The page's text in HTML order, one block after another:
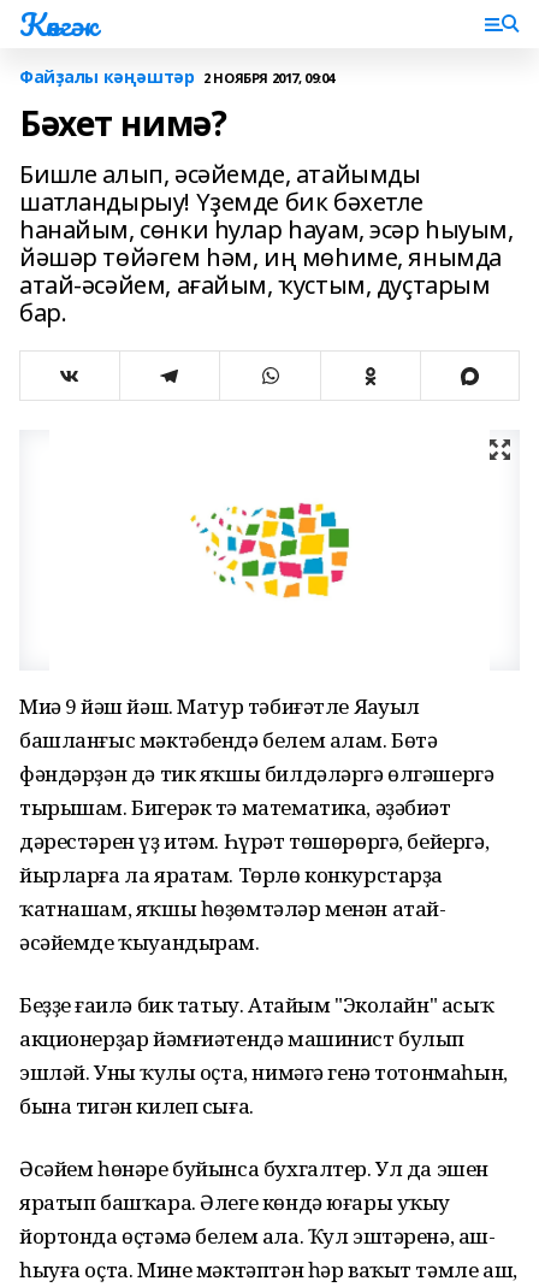
Көнгәк
Файҙалы кәңәштәр 2 НОЯБРЯ 2017, 09:04
Бәхет нимә?
Бишле алып, әсәйемде, атайымды
шатландырыу! Үҙемде бик бәхетле
һанайым, сөнки һулар һауам, эсәр һыуым,
йәшәр төйәгем һәм, иң мөһиме, янымда
атай-әсәйем, ағайым, ҡустым, дуҫтарым
бар.
Миңә 9 йәш йәш. Матур тәбиғәтле Яңауыл
башланғыс мәктәбендә белем алам. Бөтә
фәндәрҙән дә тик яҡшы билдәләргә өлгәшергә
тырышам. Бигерәк тә математика, әҙәбиәт
дәрестәрен үҙ итәм. Һүрәт төшөрөргә, бейергә,
йырларға ла яратам. Төрлө конкурстарҙа
ҡатнашам, яҡшы һөҙөмтәләр менән атай-
әсәйемде ҡыуандырам.
Беҙҙең ғаилә бик татыу. Атайым "Эколайн" асыҡ
акционерҙар йәмғиәтендә машинист булып
эшләй. Уның ҡулы оҫта, нимәгә генә тотонмаһын,
бына тигән килеп сыға.
Әсәйем һөнәре буйынса бухгалтер. Ул да эшен
яратып башҡара. Әлеге көндә юғары уҡыу
йортонда өҫтәмә белем ала. Ҡул эштәренә, аш-
һыуға оҫта. Мине мәктәптән һәр ваҡыт тәмле аш,